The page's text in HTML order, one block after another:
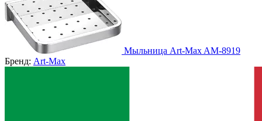
Мыльница Art-Max AM-8919
Бренд: Art-Max